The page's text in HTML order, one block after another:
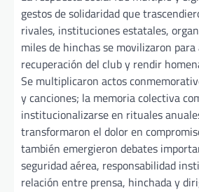
gestos de solidaridad que
rivales, instituciones estatales,
miles de hinchas se movilizaron
recuperación del club y rendir
Se multiplicaron actos
y canciones; la memoria colectiva
institucionalizarse en rituales
transformaron el dolor en
también emergieron debates
seguridad aérea, responsabilidad
relación entre prensa, hinchada y